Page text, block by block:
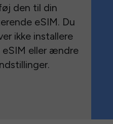
den til din
eSIM. Du
ikke installere
eSIM eller ændre